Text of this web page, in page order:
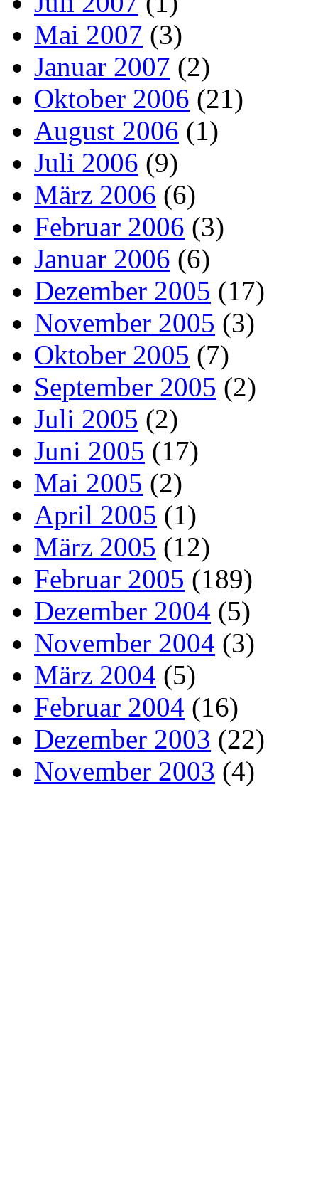
Mai 2007 (3)
Januar 2007 (2)
Oktober 2006 (21)
August 2006 (1)
Juli 2006 (9)
März 2006 (6)
Februar 2006 (3)
Januar 2006 (6)
Dezember 2005 (17)
November 2005 (3)
Oktober 2005 (7)
September 2005 (2)
Juli 2005 (2)
Juni 2005 (17)
Mai 2005 (2)
April 2005 (1)
März 2005 (12)
Februar 2005 (189)
Dezember 2004 (5)
November 2004 (3)
März 2004 (5)
Februar 2004 (16)
Dezember 2003 (22)
November 2003 (4)